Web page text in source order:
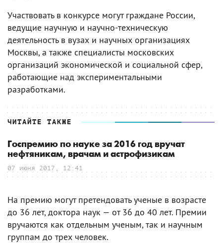
Участвовать в конкурсе могут граждане России,
ведущие научную и научно-техническую
деятельность в вузах и научных организациях
Москвы, а также специалисты московских
организаций экономической и социальной сфер,
работающие над экспериментальными
разработками.
ЧИТАЙТЕ ТАКЖЕ
Госпремию по науке за 2016 год вручат
нефтяникам, врачам и астрофизикам
07 июня 2017, 12:41
На премию могут претендовать ученые в возрасте
до 36 лет, доктора наук — от 36 до 40 лет. Премии
вручаются как отдельным ученым, так и научным
группам до трех человек.